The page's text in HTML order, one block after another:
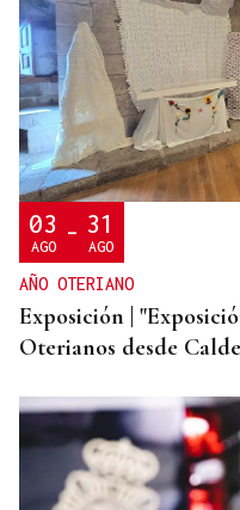
AUTO JUDICIAL
La Justicia frena un
de Ourense por
03
AGO - 31
AGO
AÑO OTERIANO
Exposición |
Oterianos desde